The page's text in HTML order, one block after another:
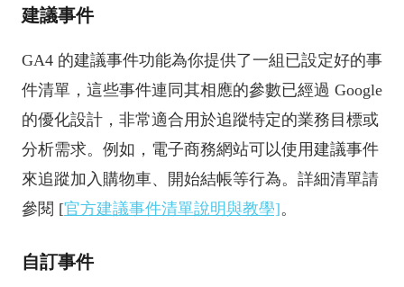
建議事件
GA4 的建議事件功能為你提供了一組已設定好的事
件清單，這些事件連同其相應的參數已經過 Google
的優化設計，非常適合用於追蹤特定的業務目標或
分析需求。例如，電子商務網站可以使用建議事件
來追蹤加入購物車、開始結帳等行為。詳細清單請
參閱 [官方建議事件清單說明與教學]。
自訂事件